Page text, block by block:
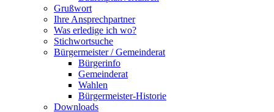
Grußwort
Ihre Ansprechpartner
Was erledige ich wo?
Stichwortsuche
Bürgermeister / Gemeinderat
Bürgerinfo
Gemeinderat
Wahlen
Bürgermeister-Historie
Downloads